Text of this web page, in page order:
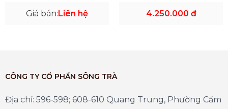
Giá bán:Liên hệ 4.250.000 đ
CÔNG TY CỔ PHẦN SÔNG TRÀ
Địa chỉ: 596-598; 608-610 Quang Trung, Phường Cẩm